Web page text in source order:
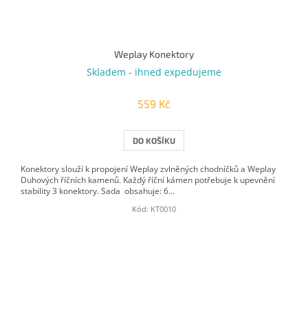
Weplay Konektory
Skladem - ihned expedujeme
559 Kč
DO KOŠÍKU
Konektory slouží k propojení Weplay zvlněných chodníčků a Weplay
Duhových říčních kamenů. Každý říční kámen potřebuje k upevnění
stability 3 konektory. Sada obsahuje: 6...
Kód: KT0010